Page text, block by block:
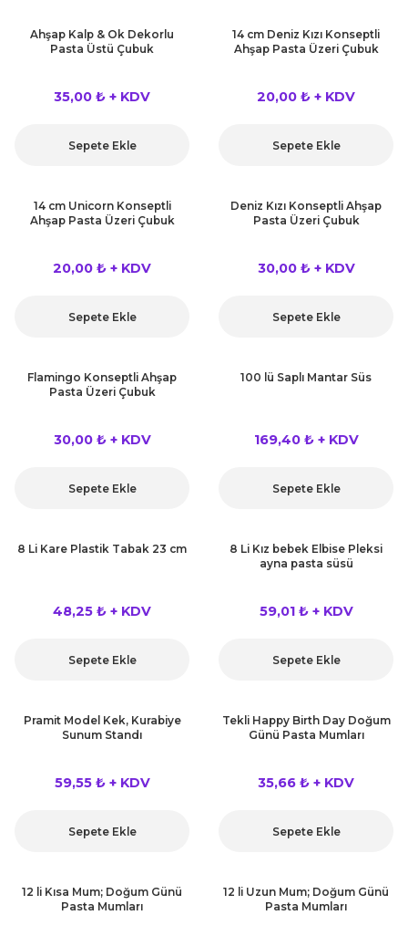
Ahşap Kalp & Ok Dekorlu
Pasta Üstü Çubuk
35,00 ₺ + KDV
Sepete Ekle
14 cm Deniz Kızı Konseptli
Ahşap Pasta Üzeri Çubuk
20,00 ₺ + KDV
Sepete Ekle
14 cm Unicorn Konseptli
Ahşap Pasta Üzeri Çubuk
20,00 ₺ + KDV
Sepete Ekle
Deniz Kızı Konseptli Ahşap
Pasta Üzeri Çubuk
30,00 ₺ + KDV
Sepete Ekle
Flamingo Konseptli Ahşap
Pasta Üzeri Çubuk
30,00 ₺ + KDV
Sepete Ekle
100 lü Saplı Mantar Süs
169,40 ₺ + KDV
Sepete Ekle
8 Li Kare Plastik Tabak 23 cm
48,25 ₺ + KDV
Sepete Ekle
8 Li Kız bebek Elbise Pleksi
ayna pasta süsü
59,01 ₺ + KDV
Sepete Ekle
Pramit Model Kek, Kurabiye
Sunum Standı
59,55 ₺ + KDV
Sepete Ekle
Tekli Happy Birth Day Doğum
Günü Pasta Mumları
35,66 ₺ + KDV
Sepete Ekle
12 li Kısa Mum; Doğum Günü
Pasta Mumları
12 li Uzun Mum; Doğum Günü
Pasta Mumları